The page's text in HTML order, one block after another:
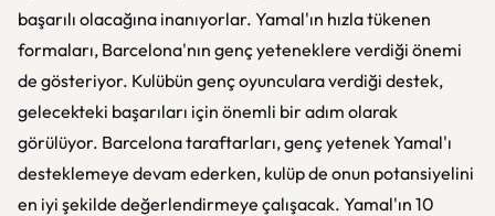
başarılı olacağına inanıyorlar. Yamal'ın hızla tükenen
formaları, Barcelona'nın genç yeteneklere verdiği önemi
de gösteriyor. Kulübün genç oyunculara verdiği destek,
gelecekteki başarıları için önemli bir adım olarak
görülüyor. Barcelona taraftarları, genç yetenek Yamal'ı
desteklemeye devam ederken, kulüp de onun potansiyelini
en iyi şekilde değerlendirmeye çalışacak. Yamal'ın 10